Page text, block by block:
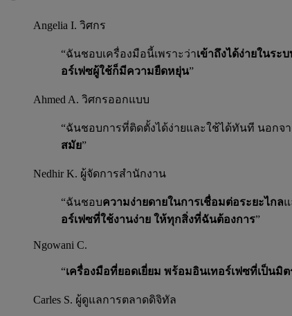
Angelia I. วิศกร
“ฉันชอบเครื่องมือนี้เพราะว่าเข้าถึงได้ง่ายในระ
อร์เฟซผู้ใช้ก็มีความยืดหยุ่น”
Ahmed A. วิศกรออกแบบ
“ฉันชอบการที่ติดตั้งได้ง่ายและใช้ได้ทันที นอกจ
สมัย”
Nedhir K. ผู้จัดการสำนักงาน
“ฉันชอบความง่ายดายในการเชื่อมต่อระยะไกล
อร์เฟซที่ใช้งานง่าย ให้ทุกสิ่งที่ฉันต้องการ”
Ngowani C.
“เครื่องมือที่ยอดเยี่ยม พร้อมอินเทอร์เฟซที่เป็นมิ
Carles S. ผู้ดูแลการตลาดดิจิทัล